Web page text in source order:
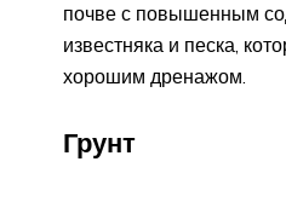
почве с повышенным
известняка и песка,
хорошим дренажом.
Грунт